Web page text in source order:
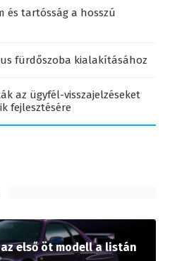
és tartósság a hosszú
fürdőszoba kialakításához
az ügyfél-visszajelzéseket
fejlesztésére
első öt modell a listán